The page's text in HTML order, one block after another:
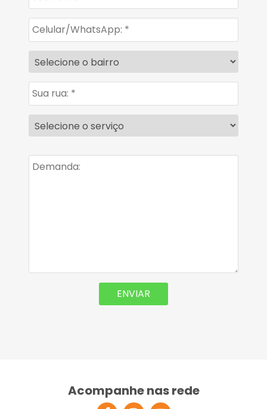
Acompanhe nas rede